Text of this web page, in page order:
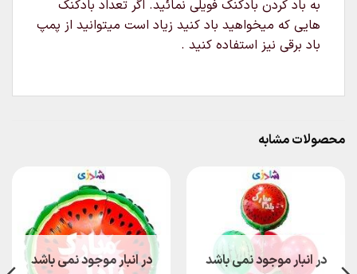
به باد کردن بادکنک فویلی نمائید. اگر تعداد بادکنک
هایی که میخواهید باد کنید زیاد است میتوانید از پمپ
باد برقی نیز استفاده کنید .
محصولات مشابه
در انبار موجود نمی باشد در انبار موجود نمی باشد